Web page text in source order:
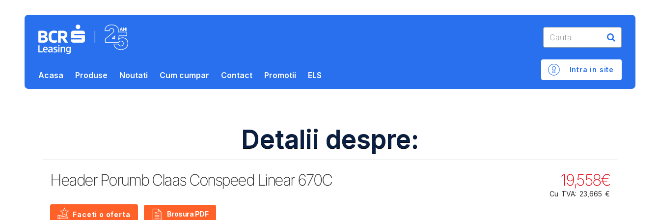
Acasa Produse Noutati Cum cumpar Contact Promotii ELS
Intra in site
Detalii despre:
Header Porumb Claas Conspeed Linear 670C 19,558€
Cu TVA: 23,665 €
Faceti o oferta Brosura PDF